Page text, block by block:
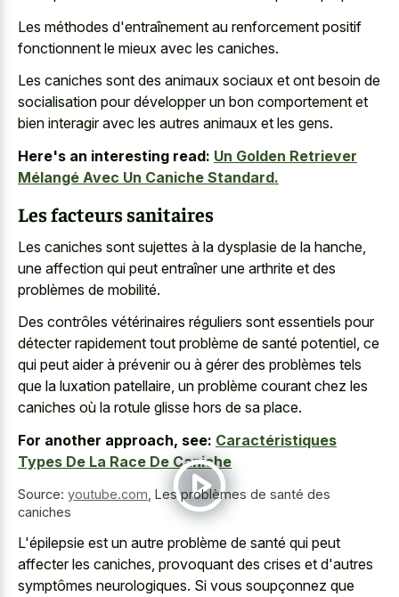
Les méthodes d'entraînement au renforcement positif
fonctionnent le mieux avec les caniches.
Les caniches sont des animaux sociaux et ont besoin de
socialisation pour développer un bon comportement et
bien interagir avec les autres animaux et les gens.
Here's an interesting read: Un Golden Retriever
Mélangé Avec Un Caniche Standard.
Les facteurs sanitaires
Les caniches sont sujettes à la dysplasie de la hanche,
une affection qui peut entraîner une arthrite et des
problèmes de mobilité.
Des contrôles vétérinaires réguliers sont essentiels pour
détecter rapidement tout problème de santé potentiel, ce
qui peut aider à prévenir ou à gérer des problèmes tels
que la luxation patellaire, un problème courant chez les
caniches où la rotule glisse hors de sa place.
For another approach, see: Caractéristiques
Types De La Race De Caniche
Source: youtube.com Les problèmes de santé des
caniches
L'épilepsie est un autre problème de santé qui peut
affecter les caniches, provoquant des crises et d'autres
symptômes neurologiques. Si vous soupçonnez que